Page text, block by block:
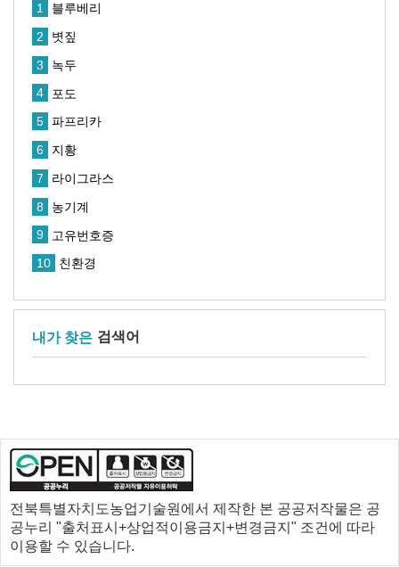
1
블루베리
2
볏짚
3
녹두
4
포도
5 파프리카
6
지황
7
라이그라스
8
농기계
9
고유번호증
10
친환경
내가 찾은 검색어
전북특별자치도농업기술원에서 제작한 본 공공저작물은 공
공누리 "출처표시+상업적이용금지+변경금지" 조건에 따라
이용할 수 있습니다.